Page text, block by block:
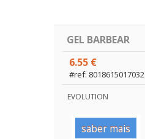
GEL BARBEAR
6.55 €
#ref: 8018615017032
EVOLUTION
saber mais